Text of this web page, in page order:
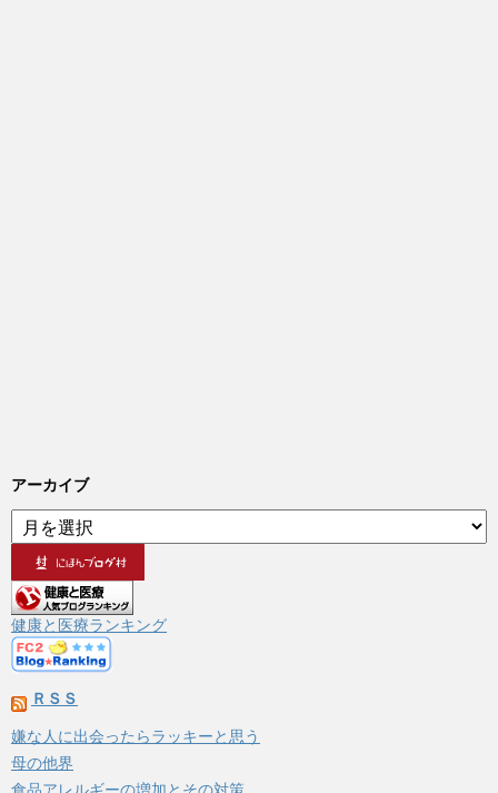
アーカイブ
ア
ー
イ
ブ
健康と医療ランキング
ＲＳＳ
嫌な人に出会ったらラッキーと思う
母の他界